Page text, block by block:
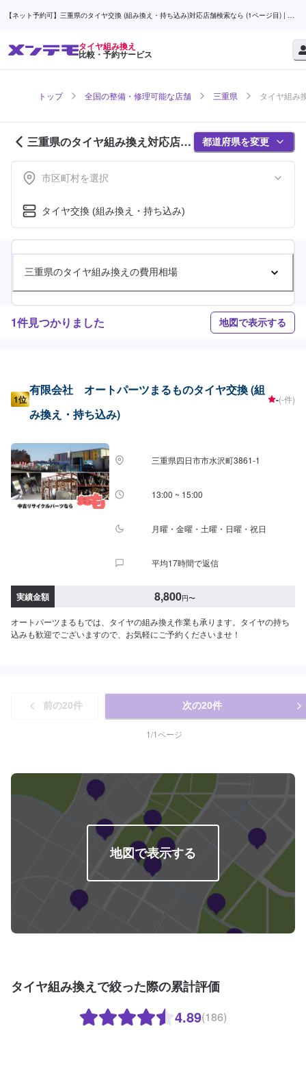
【ネット予約可】三重県のタイヤ交換 (組み換え・持ち込み)対応店舗検索なら (1ページ目) | メ
タイヤ組み換え
比較・予約サービス
トップ 全国の整備・修理可能な店舗 三重県 タイヤ組み
三重県のタイヤ組み換え対応店舗
紹介 (1ページ目)
都道府県を変更
市区町村を選択
タイヤ交換 (組み換え・持ち込み)
三重県のタイヤ組み換えの費用相場
1件見つかりました 地図で表示する
1位
有限会社 オートパーツまるものタイヤ交換 (組
み換え・持ち込み)
-(-件)
三重県四日市市水沢町3861-1
13:00 ~ 15:00
月曜・金曜・土曜・日曜・祝日
平均17時間で返信
実績金額 8,800円〜
オートパーツまるもでは、タイヤの組み換え作業も承ります。タイヤの持ち
込みも歓迎でございますので、お気軽にご予約くださいませ！
前の20件 次の20件
1/1ページ
地図で表示する
タイヤ組み換えで絞った際の累計評価
4.89(186)